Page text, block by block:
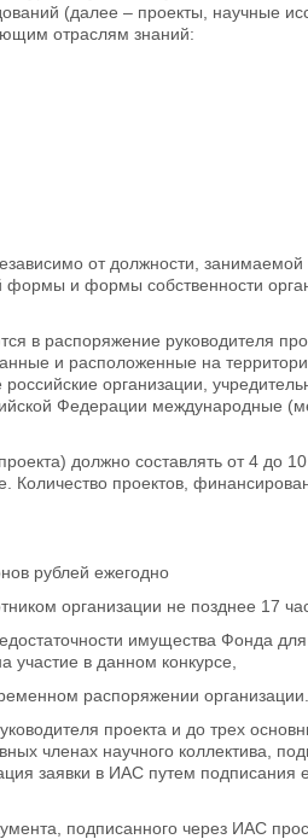
(далее – проекты, научные
отраслям знаний:
от должности,
формы и формы собственности
в распоряжение руководителя
и расположенные на
организации,
Федерации международные
должно составлять от 4 до
Количество проектов,
рублей ежегодно
организации не позднее 17
имущества Фонда
участие в данном конкурсе,
распоряжении организации.
проекта и до трех
членах научного коллектива,
заявки в ИАС путем
подписанного через ИАС